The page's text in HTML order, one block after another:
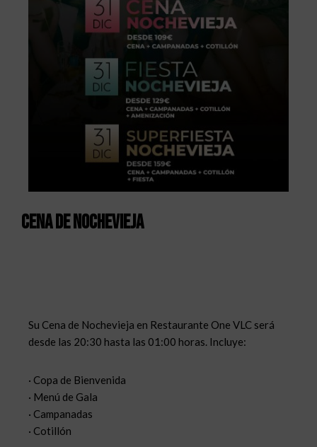
Cena de Nochevieja
Su Cena de Nochevieja en Restaurante One VLC será
desde las 20:30 hasta las 01:00 horas. Incluye:
· Copa de Bienvenida
· Menú de Gala
· Campanadas
· Cotillón